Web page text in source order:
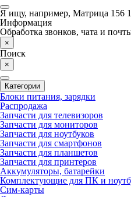
Я ищу, например, Матрица 156
Информация
Обработка звонков, чата и
×
Поиск
×
Категории
Блоки питания, зарядки
Распродажа
Запчасти для телевизоров
Запчасти для мониторов
Запчасти для ноутбуков
Запчасти для смартфонов
Запчасти для планшетов
Запчасти для принтеров
Аккумуляторы, батарейки
Комплектующие для ПК и
Сим-карты